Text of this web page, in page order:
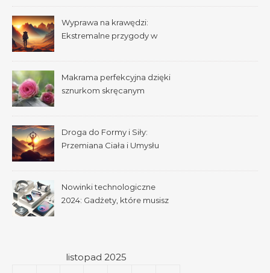
Wyprawa na krawędzi:
Ekstremalne przygody w
Makrama perfekcyjna dzięki
sznurkom skręcanym
Droga do Formy i Siły:
Przemiana Ciała i Umysłu
Nowinki technologiczne
2024: Gadżety, które musisz
listopad 2025